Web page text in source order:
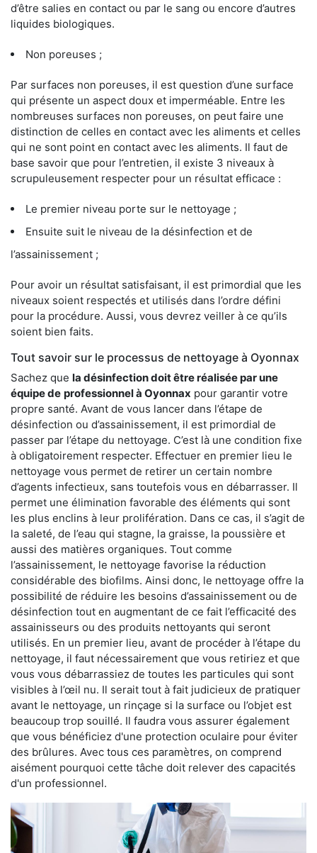
d’être salies en contact ou par le sang ou encore d’autres
liquides biologiques.
Non poreuses ;
Par surfaces non poreuses, il est question d’une surface
qui présente un aspect doux et imperméable. Entre les
nombreuses surfaces non poreuses, on peut faire une
distinction de celles en contact avec les aliments et celles
qui ne sont point en contact avec les aliments. Il faut de
base savoir que pour l’entretien, il existe 3 niveaux à
scrupuleusement respecter pour un résultat efficace :
Le premier niveau porte sur le nettoyage ;
Ensuite suit le niveau de la désinfection et de
l’assainissement ;
Pour avoir un résultat satisfaisant, il est primordial que les
niveaux soient respectés et utilisés dans l’ordre défini
pour la procédure. Aussi, vous devrez veiller à ce qu’ils
soient bien faits.
Tout savoir sur le processus de nettoyage à Oyonnax
Sachez que la désinfection doit être réalisée par une
équipe de professionnel à Oyonnax pour garantir votre
propre santé. Avant de vous lancer dans l’étape de
désinfection ou d’assainissement, il est primordial de
passer par l’étape du nettoyage. C’est là une condition fixe
à obligatoirement respecter. Effectuer en premier lieu le
nettoyage vous permet de retirer un certain nombre
d’agents infectieux, sans toutefois vous en débarrasser. Il
permet une élimination favorable des éléments qui sont
les plus enclins à leur prolifération. Dans ce cas, il s’agit de
la saleté, de l’eau qui stagne, la graisse, la poussière et
aussi des matières organiques. Tout comme
l’assainissement, le nettoyage favorise la réduction
considérable des biofilms. Ainsi donc, le nettoyage offre la
possibilité de réduire les besoins d’assainissement ou de
désinfection tout en augmentant de ce fait l’efficacité des
assainisseurs ou des produits nettoyants qui seront
utilisés. En un premier lieu, avant de procéder à l’étape du
nettoyage, il faut nécessairement que vous retiriez et que
vous vous débarrassiez de toutes les particules qui sont
visibles à l’œil nu. Il serait tout à fait judicieux de pratiquer
avant le nettoyage, un rinçage si la surface ou l’objet est
beaucoup trop souillé. Il faudra vous assurer également
que vous bénéficiez d'une protection oculaire pour éviter
des brûlures. Avec tous ces paramètres, on comprend
aisément pourquoi cette tâche doit relever des capacités
d'un professionnel.